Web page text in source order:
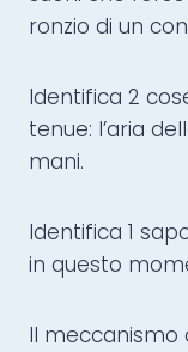
ronzio di un
Identifica 2
tenue: l’aria
mani.
Identifica 1
in questo
Il meccanismo